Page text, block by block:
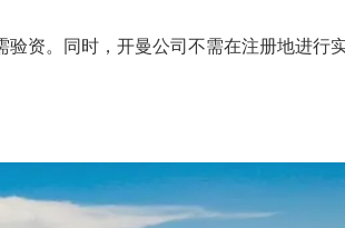
资。同时，开曼公司不需在注册地进行